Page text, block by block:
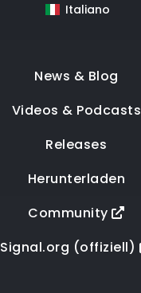
Italiano
News & Blog
Videos & Podcasts
Releases
Herunterladen
Community
Signal.org (offiziell)